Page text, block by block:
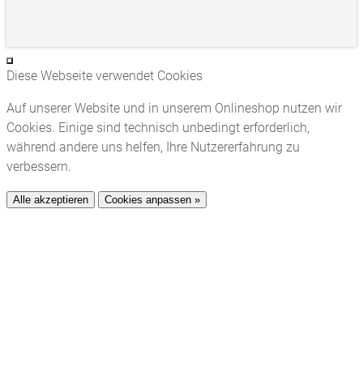
Diese Webseite verwendet Cookies
Auf unserer Website und in unserem Onlineshop nutzen wir
Cookies. Einige sind technisch unbedingt erforderlich,
während andere uns helfen, Ihre Nutzererfahrung zu
verbessern.
Alle akzeptieren Cookies anpassen »